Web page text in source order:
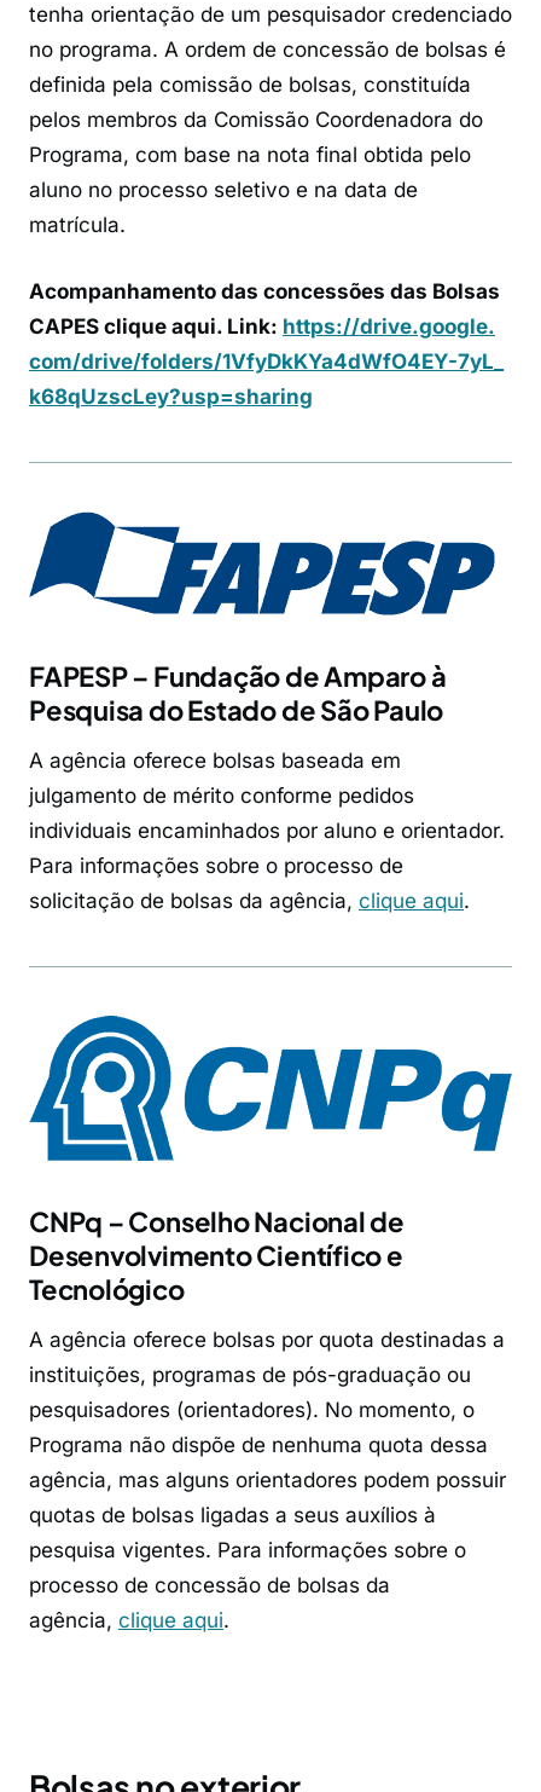
tenha orientação de um pesquisador credenciado
no programa. A ordem de concessão de bolsas é
definida pela comissão de bolsas, constituída
pelos membros da Comissão Coordenadora do
Programa, com base na nota final obtida pelo
aluno no processo seletivo e na data de
matrícula.
Acompanhamento das concessões das Bolsas
CAPES clique aqui. Link: https://drive.google.
com/drive/folders/1VfyDkKYa4dWfO4EY-7yL_
k68qUzscLey?usp=sharing
FAPESP – Fundação de Amparo à
Pesquisa do Estado de São Paulo
A agência oferece bolsas baseada em
julgamento de mérito conforme pedidos
individuais encaminhados por aluno e orientador.
Para informações sobre o processo de
solicitação de bolsas da agência, clique aqui.
CNPq – Conselho Nacional de
Desenvolvimento Científico e
Tecnológico
A agência oferece bolsas por quota destinadas a
instituições, programas de pós-graduação ou
pesquisadores (orientadores). No momento, o
Programa não dispõe de nenhuma quota dessa
agência, mas alguns orientadores podem possuir
quotas de bolsas ligadas a seus auxílios à
pesquisa vigentes. Para informações sobre o
processo de concessão de bolsas da
agência, clique aqui.